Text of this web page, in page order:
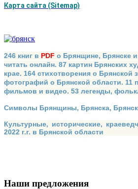
Карта сайта (Sitemap)
246 книг в PDF о Брянщине, Брянске
читать онлайн. 87 картин Брянских
крае. 164 стихотворения о Брянской
фотографий о Брянской области. 11
фильмов и видео. 53 легенды,
Символы Брянщины, Брянска,
Культурные, исторические,
2022 г.г. в Брянской области
Наши предложения